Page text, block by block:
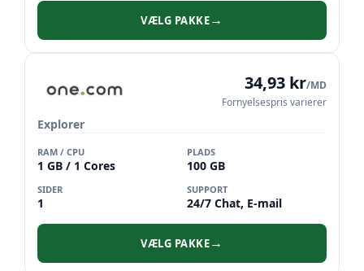
VÆLG PAKKE→
Explorer
34,93 kr/MD
Fornyelsespris varierer
RAM / CPU
1 GB / 1 Cores
PLADS
100 GB
SIDER
1
SUPPORT
24/7 Chat, E-mail
VÆLG PAKKE→